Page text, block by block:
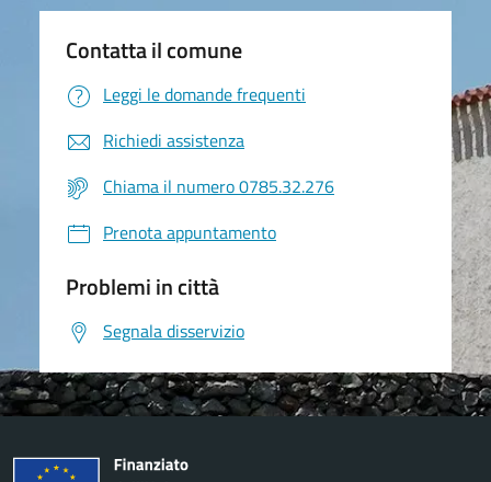
Contatta il comune
Leggi le domande frequenti
Richiedi assistenza
Chiama il numero 0785.32.276
Prenota appuntamento
Problemi in città
Segnala disservizio